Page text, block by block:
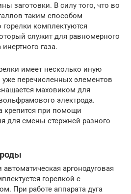
заготовки. В силу того, что во
таким способом
горелки комплектуются
служит для равномерного
газа.
имеет несколько иную
перечисленных элементов
маховиком для
электрода.
крепится при помощи
для смены стержней разного
аргонодуговая
горелкой с
При работе аппарата дуга